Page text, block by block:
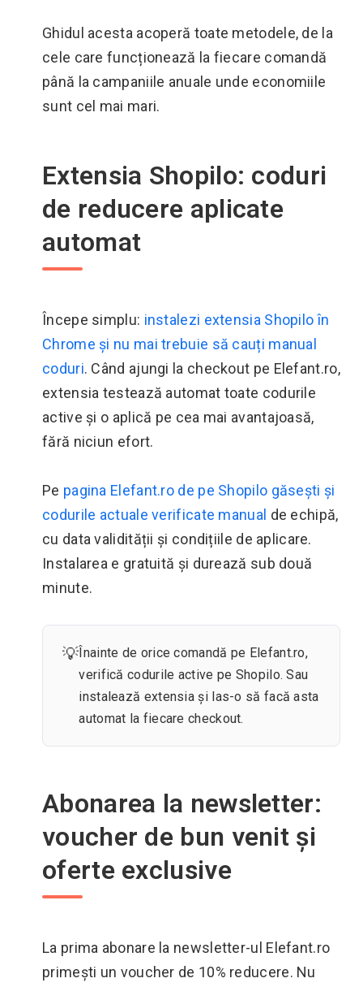
Ghidul acesta acoperă toate metodele, de la
cele care funcționează la fiecare comandă
până la campaniile anuale unde economiile
sunt cel mai mari.
Extensia Shopilo: coduri
de reducere aplicate
automat
Începe simplu: instalezi extensia Shopilo în
Chrome și nu mai trebuie să cauți manual
coduri. Când ajungi la checkout pe Elefant.ro,
extensia testează automat toate codurile
active și o aplică pe cea mai avantajoasă,
fără niciun efort.
Pe pagina Elefant.ro de pe Shopilo găsești și
codurile actuale verificate manual de echipă,
cu data validității și condițiile de aplicare.
Instalarea e gratuită și durează sub două
minute.
💡Înainte de orice comandă pe Elefant.ro,
verifică codurile active pe Shopilo. Sau
instalează extensia și las-o să facă asta
automat la fiecare checkout.
Abonarea la newsletter:
voucher de bun venit și
oferte exclusive
La prima abonare la newsletter-ul Elefant.ro
primești un voucher de 10% reducere. Nu